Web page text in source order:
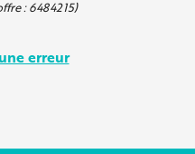
:6484215)
erreur